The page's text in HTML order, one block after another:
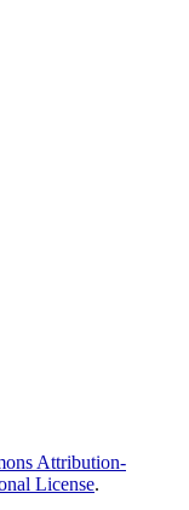
Attribution-
License.